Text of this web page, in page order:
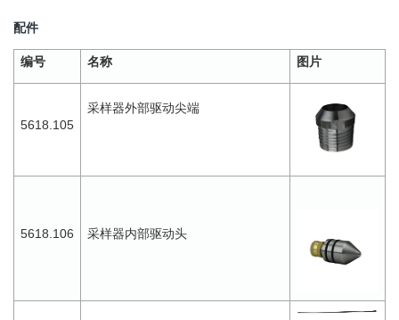
配件
编号 名称 图片
5618.105
采样器外部驱动尖端
5618.106 采样器内部驱动头